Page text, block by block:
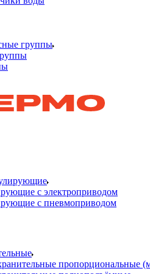
группы
с электроприводом
с пневмоприводом
пропорциональные